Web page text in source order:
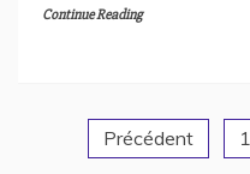
Continue Reading
Navigation
Précédent 1